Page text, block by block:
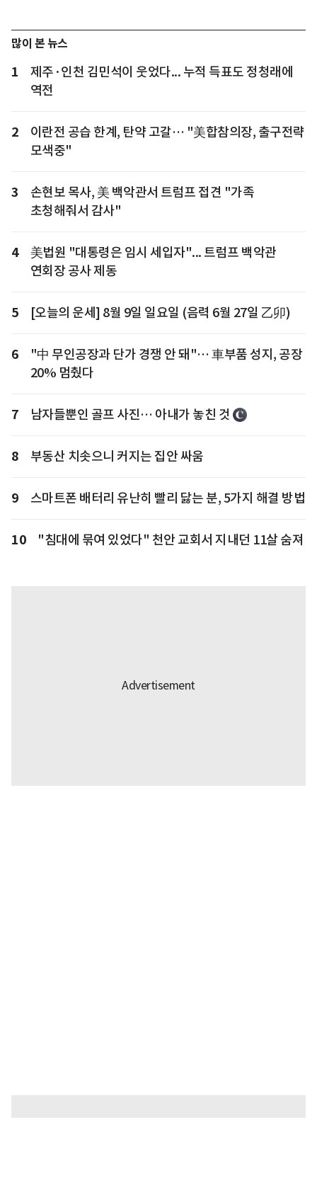
많이 본 뉴스
1
제주·인천 김민석이 웃었다... 누적 득표도 정청래에
역전
2
이란전 공습 한계, 탄약 고갈… "美합참의장, 출구전략
모색중"
3
손현보 목사, 美 백악관서 트럼프 접견 "가족
초청해줘서 감사"
4
美법원 "대통령은 임시 세입자"... 트럼프 백악관
연회장 공사 제동
5 [오늘의 운세] 8월 9일 일요일 (음력 6월 27일 乙卯)
6
"中 무인공장과 단가 경쟁 안 돼"… 車부품 성지, 공장
20% 멈췄다
7 남자들뿐인 골프 사진… 아내가 놓친 것
8 부동산 치솟으니 커지는 집안 싸움
9 스마트폰 배터리 유난히 빨리 닳는 분, 5가지 해결 방법
10 "침대에 묶여 있었다" 천안 교회서 지내던 11살 숨져